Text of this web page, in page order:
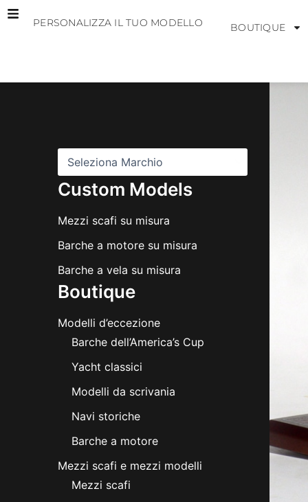
Vai
PERSONALIZZA IL TUO MODELLO BOUTIQUE
Custom Models
Mezzi scafi su misura
Barche a motore su misura
Barche a vela su misura
Boutique
Modelli d’eccezione
Barche dell’America’s Cup
Yacht classici
Modelli da scrivania
Navi storiche
Barche a motore
Mezzi scafi e mezzi modelli
Mezzi scafi